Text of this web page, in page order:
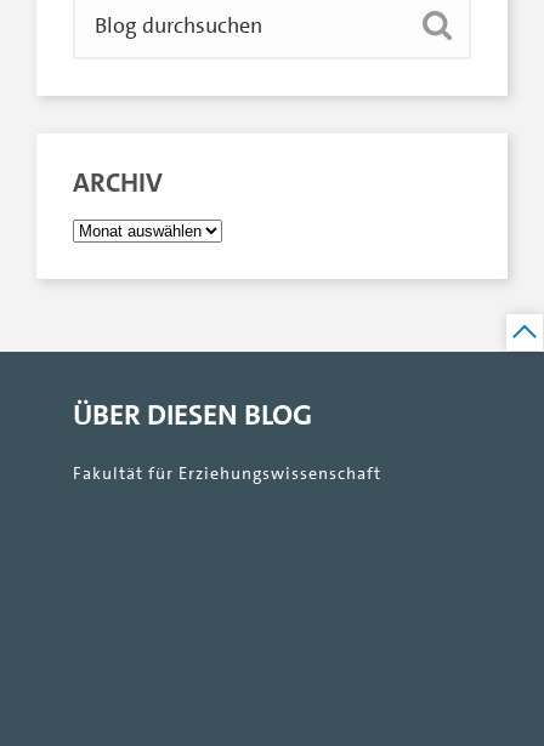
ARCHIV
ÜBER DIESEN BLOG
Fakultät für Erziehungswissenschaft